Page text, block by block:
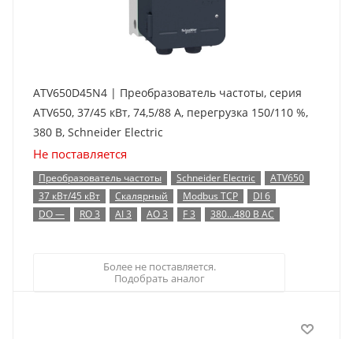
ATV650D45N4 | Преобразователь частоты, серия
ATV650, 37/45 кВт, 74,5/88 А, перегрузка 150/110 %,
380 В, Schneider Electric
Не поставляется
Преобразователь частоты Schneider Electric
ATV650
37 кВт/45 кВт
Скалярный Modbus TCP
DI 6
DO —
RO 3 AI 3 AO 3 F 3 380…480 В AC
Более не поставляется.
Подобрать аналог